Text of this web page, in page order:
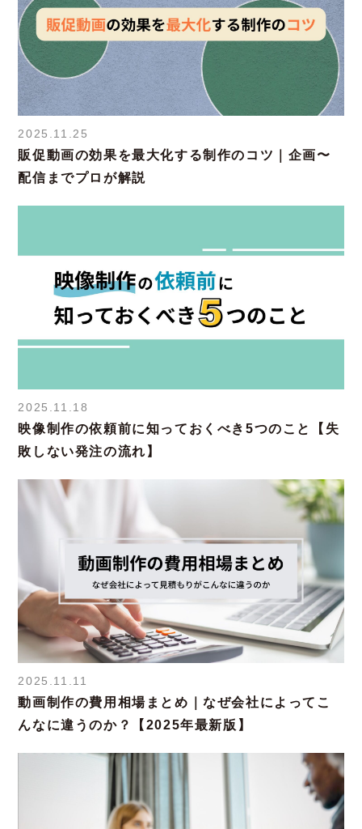
2025.11.25
販促動画の効果を最大化する制作のコツ｜企画〜
配信までプロが解説
2025.11.18
映像制作の依頼前に知っておくべき5つのこと【失
敗しない発注の流れ】
2025.11.11
動画制作の費用相場まとめ｜なぜ会社によってこ
んなに違うのか？【2025年最新版】